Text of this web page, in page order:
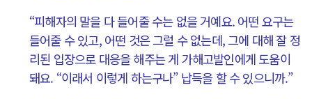
“피해자의 말을 다 들어줄 수는 없을 거예요. 어떤 요구는
들어줄 수 있고, 어떤 것은 그럴 수 없는데, 그에 대해 잘 정
리된 입장으로 대응을 해주는 게 가해고발인에게 도움이
돼요. “이래서 이렇게 하는구나” 납득을 할 수 있으니까.”